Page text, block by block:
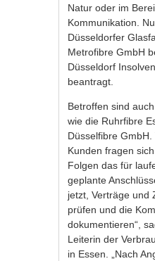
Natur oder im
Kommunikation.
Düsseldorfer
Metrofibre GmbH
Düsseldorf
beantragt.
Betroffen sind
wie die Ruhrfibre
Düsselfibre
Kunden fragen
Folgen das für
geplante
jetzt, Verträge und
prüfen und die
dokumentieren“,
Leiterin der
in Essen. „Nach